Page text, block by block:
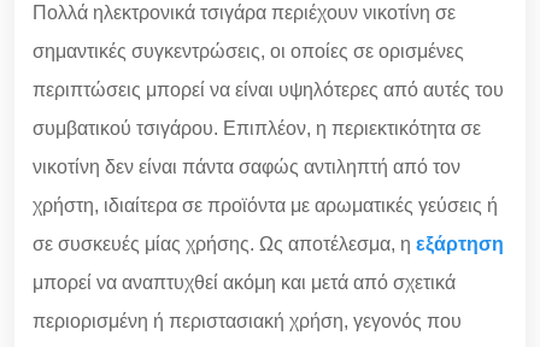
Πολλά ηλεκτρονικά τσιγάρα περιέχουν νικοτίνη σε
σημαντικές συγκεντρώσεις, οι οποίες σε ορισμένες
περιπτώσεις μπορεί να είναι υψηλότερες από αυτές του
συμβατικού τσιγάρου. Επιπλέον, η περιεκτικότητα σε
νικοτίνη δεν είναι πάντα σαφώς αντιληπτή από τον
χρήστη, ιδιαίτερα σε προϊόντα με αρωματικές γεύσεις ή
σε συσκευές μίας χρήσης. Ως αποτέλεσμα, η εξάρτηση
μπορεί να αναπτυχθεί ακόμη και μετά από σχετικά
περιορισμένη ή περιστασιακή χρήση, γεγονός που